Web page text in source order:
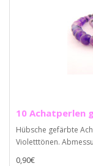
10 Achatperlen
Hübsche gefärbte
Violetttönen.
0,90€